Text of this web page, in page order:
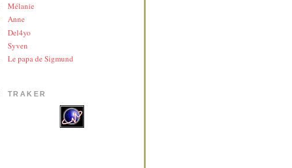
Mélanie
Anne
Del4yo
Syven
Le papa de Sigmund
TRAKER